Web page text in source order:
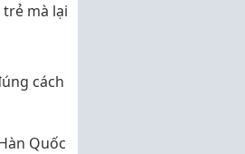
mà lại
cách
Quốc